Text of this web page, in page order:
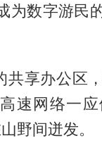
为数字游民
享办公区
速网络一
野间迸发。